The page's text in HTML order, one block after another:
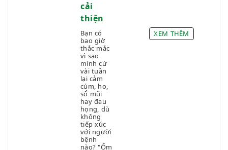
Điều trị & Giảm đau
Dùng thuốc an toàn
Hỗ trợ điều trị bệnh Hô hấp và Phổi
Kinh ít (Thiểu kinh)
Kinh nguyệt bất thường
cải
thiện
Bạn có
bao giờ
thắc mắc
vì sao
mình cứ
vài tuần
lại cảm
cúm, ho,
sổ mũi
hay đau
họng, dù
không
tiếp xúc
với người
bệnh
nào? "Ốm
XEM THÊM